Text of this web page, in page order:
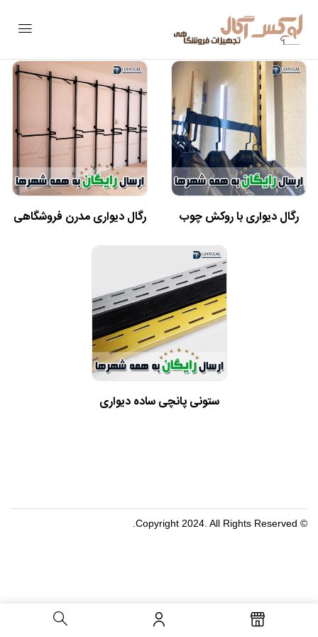
رگال دیواری با روکش چوب رگال دیواری مدرن فروشگاهی
ستونی پانچی ساده دیواری
© Copyright 2024. All Rights Reserved.